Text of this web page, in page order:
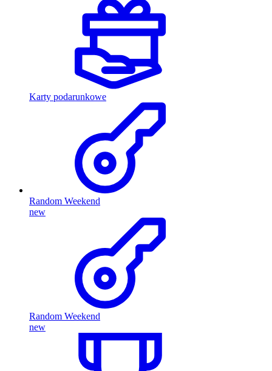
Karty podarunkowe
Random Weekend
new
Random Weekend
new